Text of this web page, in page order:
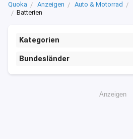
Quoka Anzeigen Auto & Motorrad
Batterien
Kategorien
Bundesländer
Anzeigen